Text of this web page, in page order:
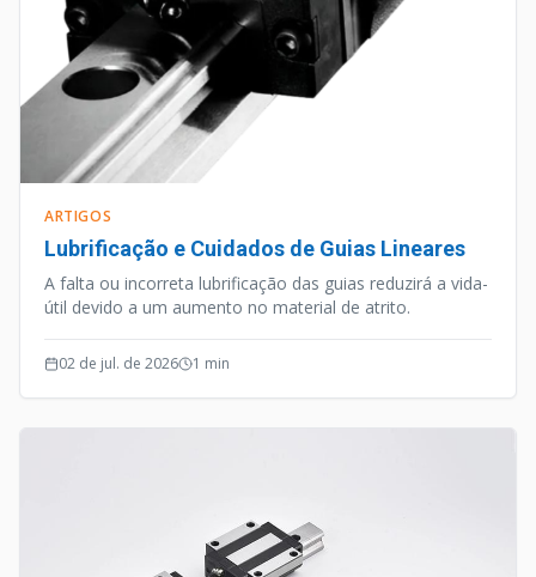
ARTIGOS
Lubrificação e Cuidados de Guias Lineares
A falta ou incorreta lubrificação das guias reduzirá a vida-
útil devido a um aumento no material de atrito.
02 de jul. de 2026 1 min